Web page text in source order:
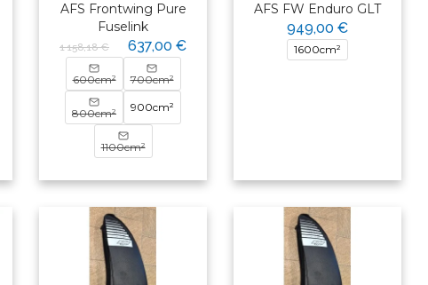
AFS Frontwing Pure
Fuselink
1 158,18 € 637,00 €
600cm² 700cm²
800cm² 900cm²
1100cm²
AFS FW Enduro GLT
949,00 €
1600cm²